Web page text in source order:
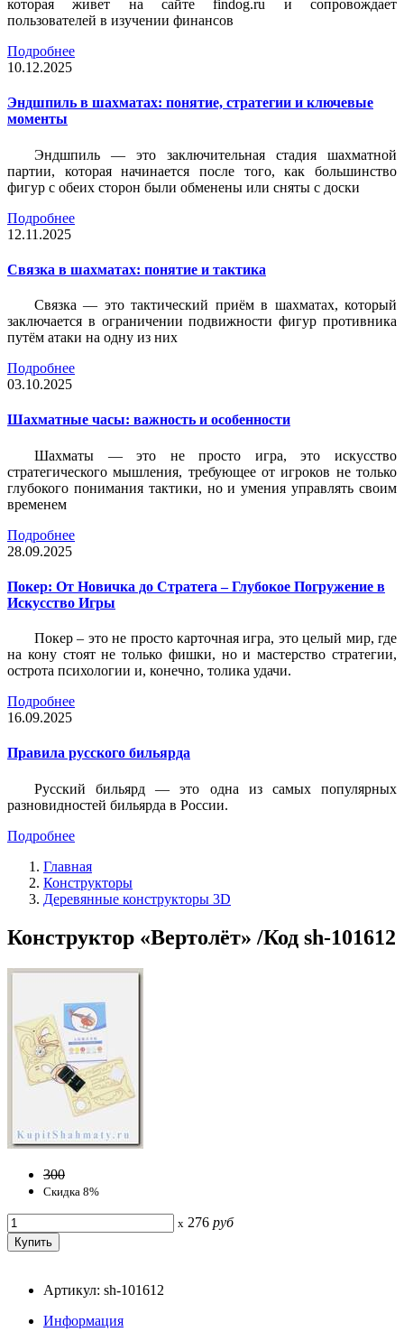
которая живет на сайте findog.ru и сопровождает
пользователей в изучении финансов
Подробнее
10.12.2025
Эндшпиль в шахматах: понятие, стратегии и ключевые
моменты
Эндшпиль — это заключительная стадия шахматной
партии, которая начинается после того, как большинство
фигур с обеих сторон были обменены или сняты с доски
Подробнее
12.11.2025
Связка в шахматах: понятие и тактика
Связка — это тактический приём в шахматах, который
заключается в ограничении подвижности фигур противника
путём атаки на одну из них
Подробнее
03.10.2025
Шахматные часы: важность и особенности
Шахматы — это не просто игра, это искусство
стратегического мышления, требующее от игроков не только
глубокого понимания тактики, но и умения управлять своим
временем
Подробнее
28.09.2025
Покер: От Новичка до Стратега – Глубокое Погружение в
Искусство Игры
Покер – это не просто карточная игра, это целый мир, где
на кону стоят не только фишки, но и мастерство стратегии,
острота психологии и, конечно, толика удачи.
Подробнее
16.09.2025
Правила русского бильярда
Русский бильярд — это одна из самых популярных
разновидностей бильярда в России.
Подробнее
Главная
Конструкторы
Деревянные конструкторы 3D
Конструктор «Вертолёт» /Код sh-101612
300
Скидка 8%
x 276 руб
Артикул: sh-101612
Информация